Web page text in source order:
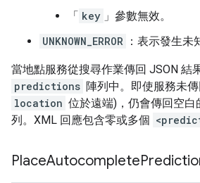
「 key 」參數無效。
UNKNOWN_ERROR
：表示發生未
當地點服務從搜尋作業傳回 JSON 結
predictions 陣列中。即使服務未
location 位於遠端)，仍會傳回空白
列。XML 回應包含零或多個
PlaceAutocomplete